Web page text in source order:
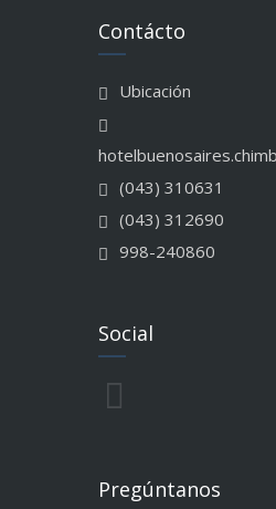
Contácto
Ubicación
(043) 310631
(043) 312690
998-240860
Social
Pregúntanos